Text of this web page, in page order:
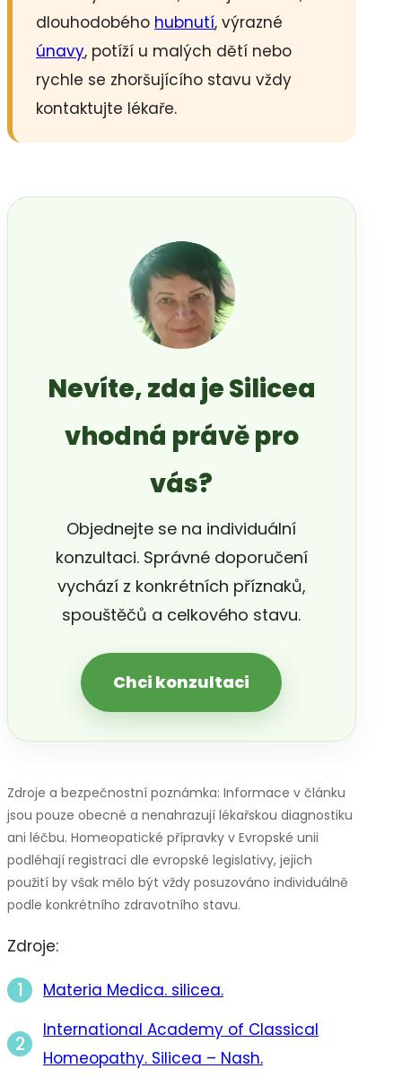
dlouhodobého hubnutí, výrazné
únavy, potíží u malých dětí nebo
rychle se zhoršujícího stavu vždy
kontaktujte lékaře.
Nevíte, zda je Silicea
vhodná právě pro
vás?
Objednejte se na individuální
konzultaci. Správné doporučení
vychází z konkrétních příznaků,
spouštěčů a celkového stavu.
Chci konzultaci
Zdroje a bezpečnostní poznámka: Informace v článku
jsou pouze obecné a nenahrazují lékařskou diagnostiku
ani léčbu. Homeopatické přípravky v Evropské unii
podléhají registraci dle evropské legislativy, jejich
použití by však mělo být vždy posuzováno individuálně
podle konkrétního zdravotního stavu.
Zdroje:
Materia Medica. silicea.
International Academy of Classical
Homeopathy. Silicea – Nash.